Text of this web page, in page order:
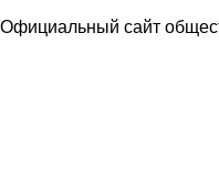
Официальный сайт